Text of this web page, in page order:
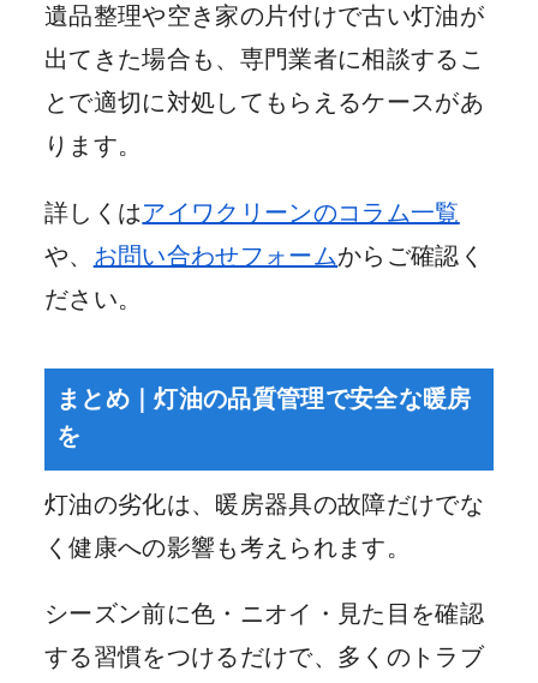
遺品整理や空き家の片付けで古い灯油が
出てきた場合も、専門業者に相談するこ
とで適切に対処してもらえるケースがあ
ります。
詳しくはアイワクリーンのコラム一覧
や、 お問い合わせフォームからご確認く
ださい。
まとめ｜灯油の品質管理で安全な暖房
を
灯油の劣化は、暖房器具の故障だけでな
く健康への影響も考えられます。
シーズン前に色・ニオイ・見た目を確認
する習慣をつけるだけで、多くのトラブ